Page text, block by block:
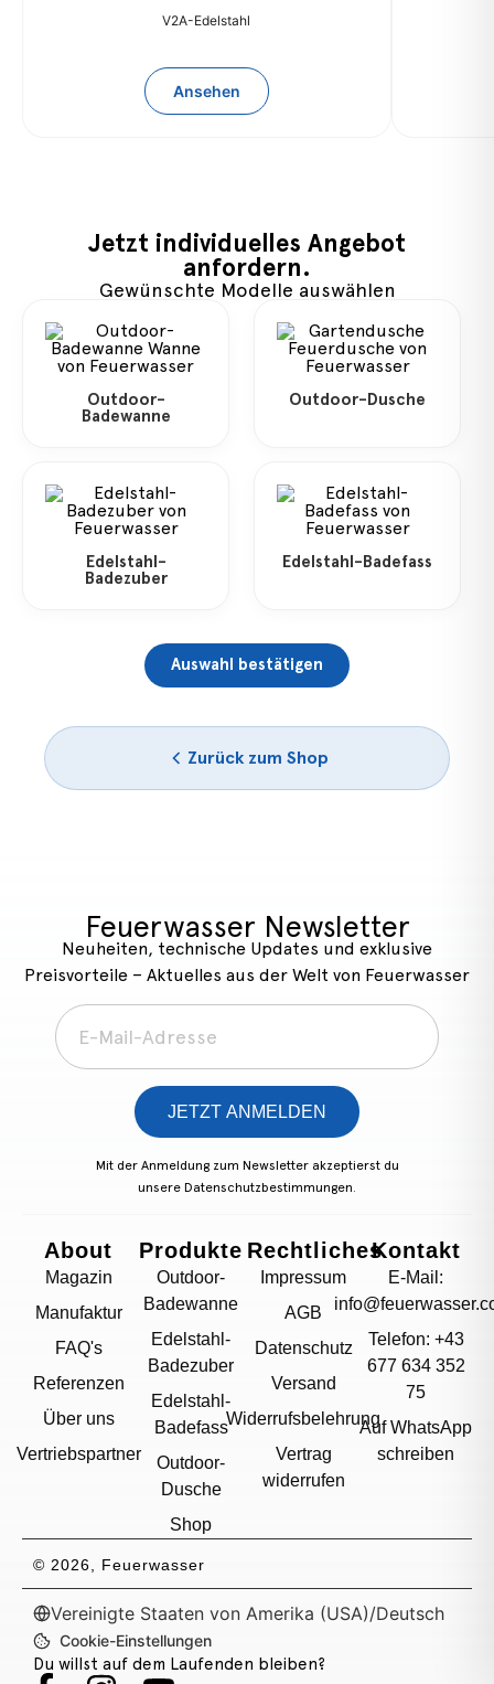
V2A-Edelstahl
Ansehen
Jetzt individuelles Angebot
anfordern.
Gewünschte Modelle auswählen
Outdoor-
Badewanne
Outdoor-Dusche
Edelstahl-
Badezuber
Edelstahl-Badefass
Auswahl bestätigen
Zurück zum Shop
Feuerwasser Newsletter
Neuheiten, technische Updates und exklusive
Preisvorteile – Aktuelles aus der Welt von Feuerwasser
JETZT ANMELDEN
Mit der Anmeldung zum Newsletter akzeptierst du
unsere Datenschutzbestimmungen.
About
Magazin
Manufaktur
FAQ's
Referenzen
Über uns
Vertriebspartner
Produkte
Outdoor-
Badewanne
Edelstahl-
Badezuber
Edelstahl-
Badefass
Outdoor-
Dusche
Shop
Rechtliches
Impressum
AGB
Datenschutz
Versand
Widerrufsbelehrung
Vertrag
widerrufen
Kontakt
E-Mail:
Telefon: +43
677 634 352
75
Auf WhatsApp
schreiben
© 2026, Feuerwasser
Vereinigte Staaten von Amerika (USA)/Deutsch
Cookie-Einstellungen
Du willst auf dem Laufenden bleiben?